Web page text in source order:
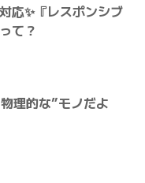
応✨『レスポンシブ
て？
理的な”モノだよ